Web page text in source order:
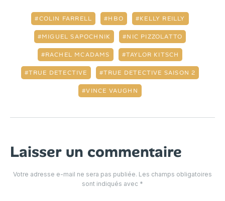
COLIN FARRELL HBO KELLY REILLY
MIGUEL SAPOCHNIK NIC PIZZOLATTO
RACHEL MCADAMS TAYLOR KITSCH
TRUE DETECTIVE TRUE DETECTIVE SAISON 2
VINCE VAUGHN
Laisser un commentaire
Votre adresse e-mail ne sera pas publiée. Les champs obligatoires
sont indiqués avec *